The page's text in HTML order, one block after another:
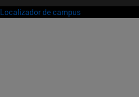
Localizador de campus